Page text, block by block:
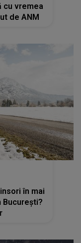
cu vremea
de ANM
în mai
București?